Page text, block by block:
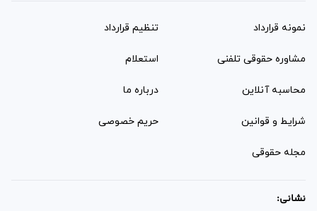
نمونه قرارداد‌ تنظیم قرارداد
مشاوره حقوقی تلفنی استعلام
محاسبه آنلاین درباره ما
شرایط و قوانین حریم خصوصی
مجله حقوقی
نشانی: